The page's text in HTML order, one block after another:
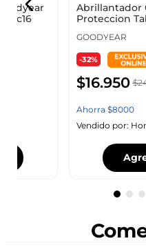
Abrillantador
Proteccion
GOODYEAR
-32%
$16.950 $
Ahorra $8000
Vendido por: